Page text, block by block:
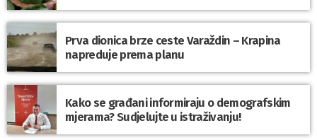
Prva dionica brze ceste Varaždin – Krapina
napreduje prema planu
Kako se građani informiraju o demografskim
mjerama? Sudjelujte u istraživanju!